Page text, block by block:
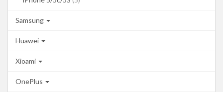
Samsung
Huawei
Xioami
OnePlus